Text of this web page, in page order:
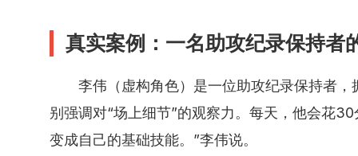
真实案例：一名助攻纪录保持者
李伟（虚构角色）是一位助攻纪录保持者
别强调对“场上细节”的观察力。每天，他会花
变成自己的基础技能。”李伟说。